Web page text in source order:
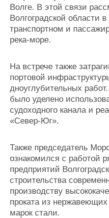
Личности
Словарь
Волге. В этой связи
Волгоградской области
транспортном и
река-море.
На встрече также
портовой
дноуглубительных
было уделено
судоходного канала и
«Север-Юг».
Также председатель
ознакомился с работой
предприятий
строительства
производству
проката из нержавеющих
марок стали.